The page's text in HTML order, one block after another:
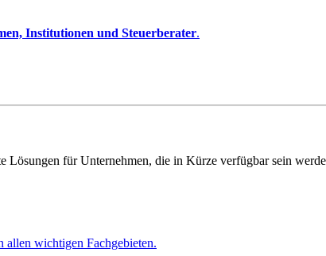
Institutionen und Steuerberater.
Lösungen für Unternehmen, die in Kürze verfügbar sein
allen wichtigen Fachgebieten.